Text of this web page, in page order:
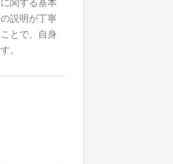
関する基本
説明が丁寧
とで、自身
。